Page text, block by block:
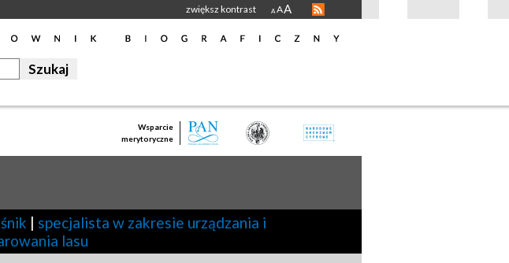
zwiększ kontrast A AA
Wsparcie
merytoryczne
| specjalista w zakresie urządzania i
lasu